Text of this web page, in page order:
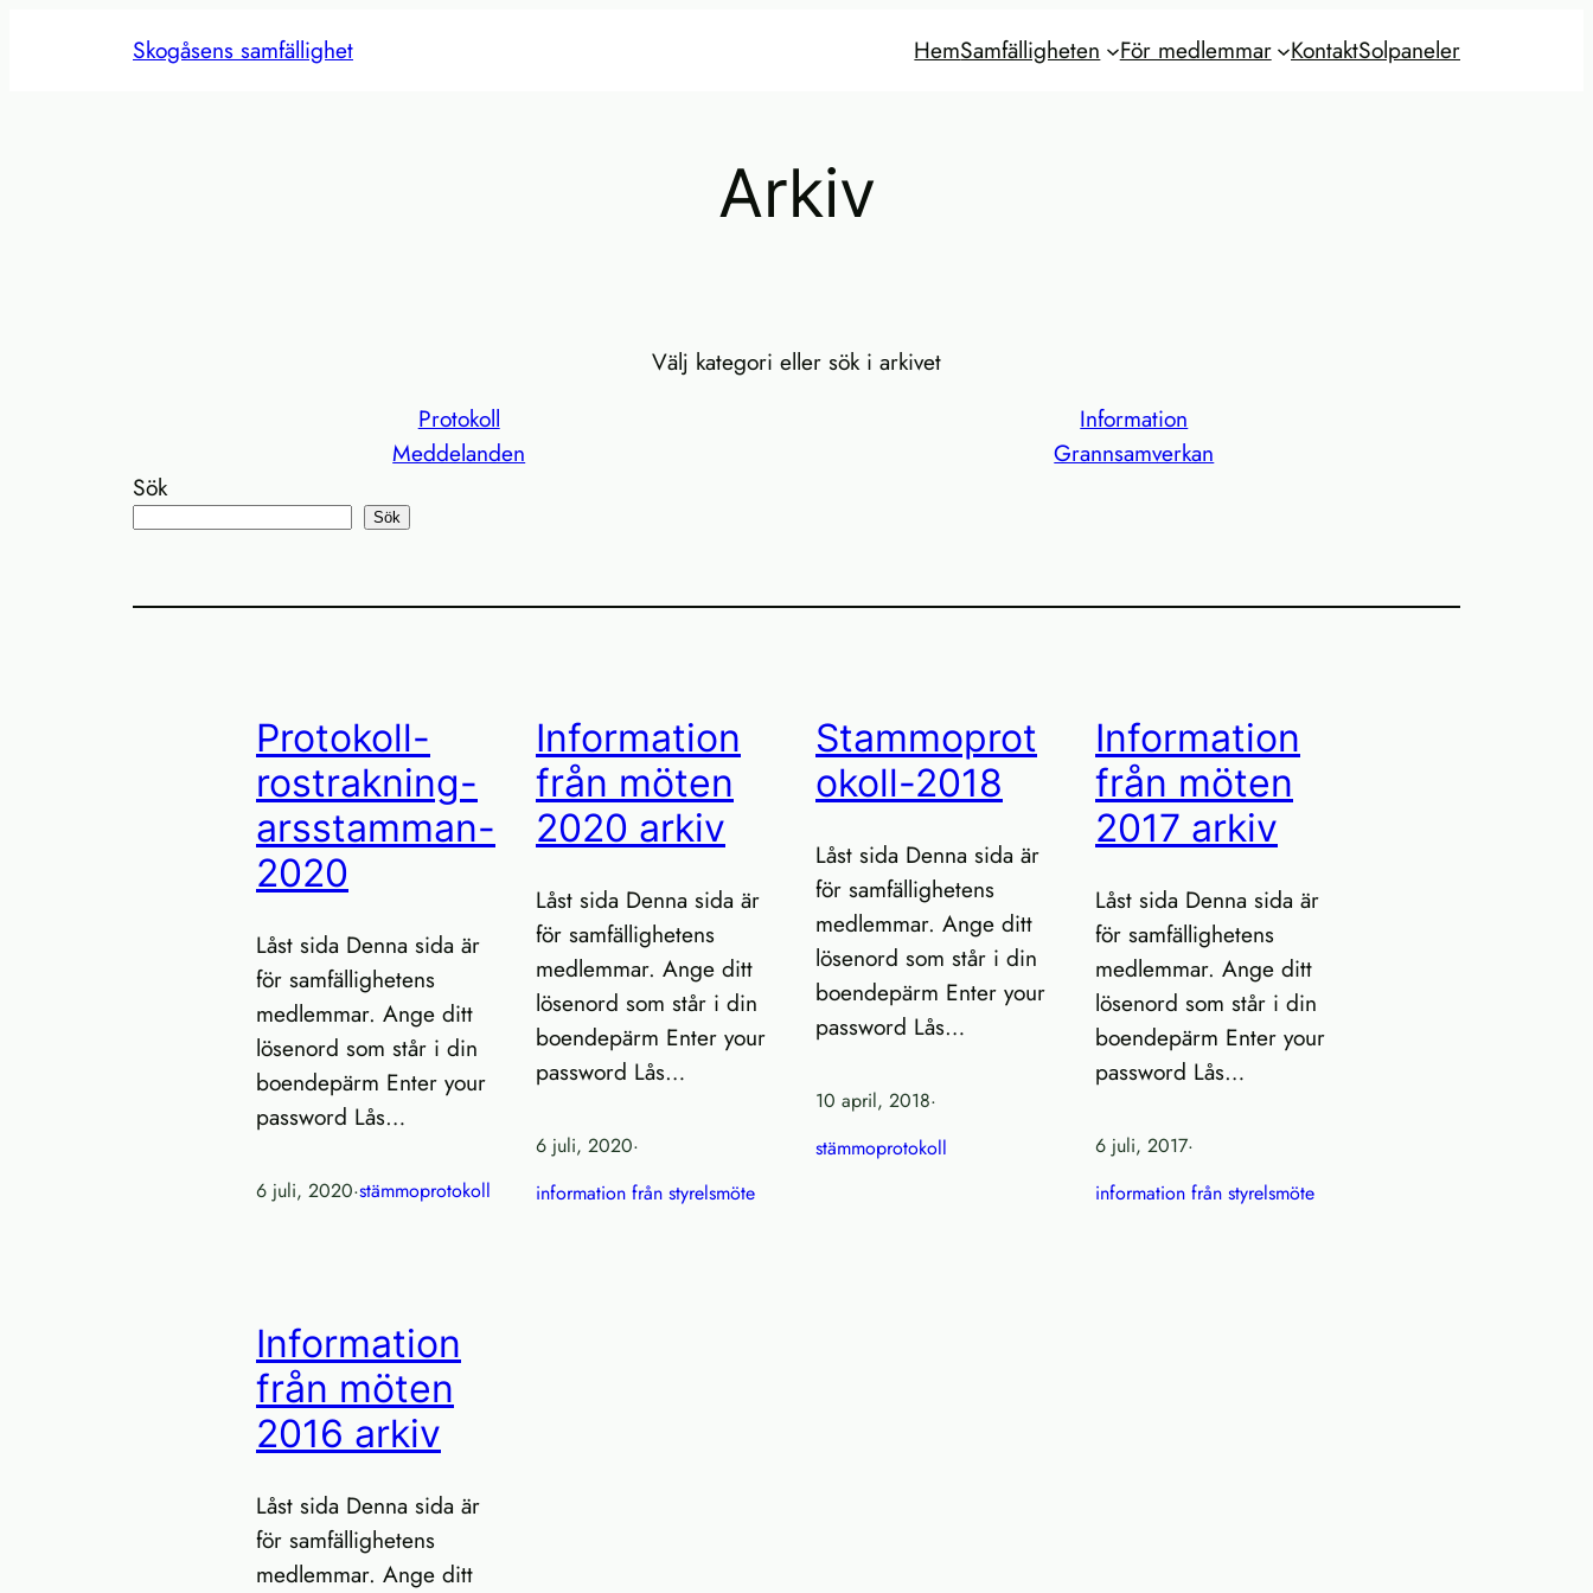
Skogåsens samfällighet HemSamfälligheten För medlemmar KontaktSolpaneler
Arkiv
Välj kategori eller sök i arkivet
Protokoll
Information
Meddelanden
Grannsamverkan
Sök
Sök
Protokoll-
rostrakning-
arsstamman-
2020
Låst sida Denna sida är
för samfällighetens
medlemmar. Ange ditt
lösenord som står i din
boendepärm Enter your
password Lås…
6 juli, 2020·stämmoprotokoll
Information
från möten
2020 arkiv
Låst sida Denna sida är
för samfällighetens
medlemmar. Ange ditt
lösenord som står i din
boendepärm Enter your
password Lås…
6 juli, 2020·
information från styrelsmöte
Stammoprot
okoll-2018
Låst sida Denna sida är
för samfällighetens
medlemmar. Ange ditt
lösenord som står i din
boendepärm Enter your
password Lås…
10 april, 2018·
stämmoprotokoll
Information
från möten
2017 arkiv
Låst sida Denna sida är
för samfällighetens
medlemmar. Ange ditt
lösenord som står i din
boendepärm Enter your
password Lås…
6 juli, 2017·
information från styrelsmöte
Information
från möten
2016 arkiv
Låst sida Denna sida är
för samfällighetens
medlemmar. Ange ditt